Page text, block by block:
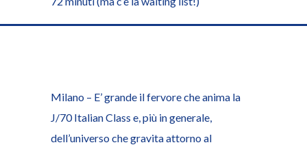
Milano – E’ grande il fervore che anima la
J/70 Italian Class e, più in generale,
dell’universo che gravita attorno al